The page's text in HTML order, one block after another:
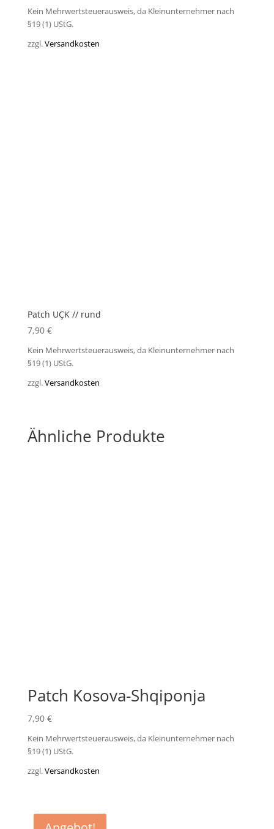
Kein Mehrwertsteuerausweis, da Kleinunternehmer nach
§19 (1) UStG.
zzgl.Versandkosten
Patch UÇK // rund
7,90 €
Kein Mehrwertsteuerausweis, da Kleinunternehmer nach
§19 (1) UStG.
zzgl.Versandkosten
Ähnliche Produkte
Patch Kosova-Shqiponja
7,90 €
Kein Mehrwertsteuerausweis, da Kleinunternehmer nach
§19 (1) UStG.
zzgl.Versandkosten